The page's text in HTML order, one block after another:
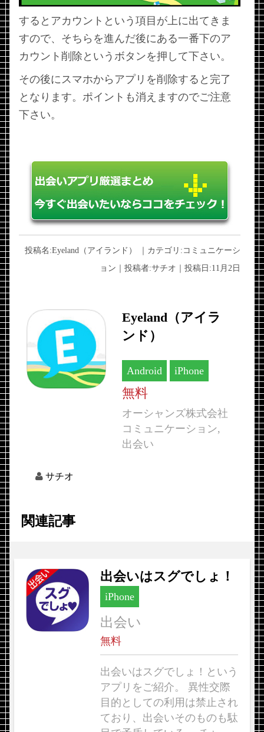
するとアカウントという項目が上に出てきま
すので、そちらを進んだ後にある一番下のア
カウント削除というボタンを押して下さい。
その後にスマホからアプリを削除すると完了
となります。ポイントも消えますのでご注意
下さい。
投稿名:Eyeland（アイランド） ｜カテゴリ:コミュニケーシ
ョン ｜投稿者:サチオ ｜投稿日:11月2日
Eyeland（アイラ
ンド）
Android iPhone
無料
オーシャンズ株式会社
コミュニケーション,
出会い
サチオ
関連記事
出会いはスグでしょ！
iPhone
出会い
無料
出会いはスグでしょ！という
アプリをご紹介。 異性交際
目的としての利用は禁止され
ており、出会いそのものも駄